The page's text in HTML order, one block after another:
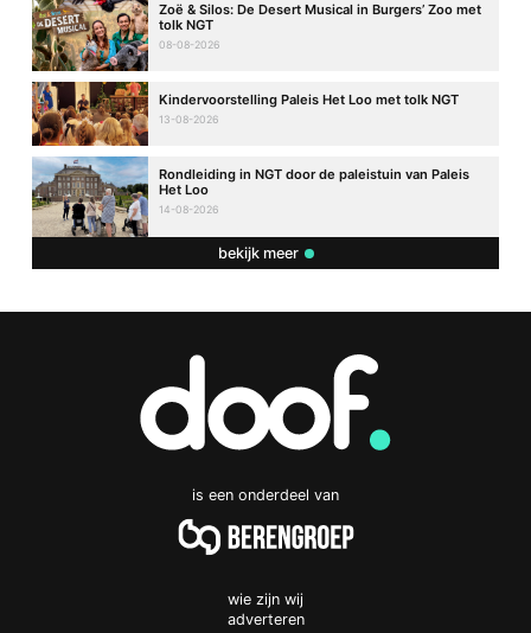
Zoë & Silos: De Desert Musical in Burgers’ Zoo met
tolk NGT
08-08-2026
Kindervoorstelling Paleis Het Loo met tolk NGT
13-08-2026
Rondleiding in NGT door de paleistuin van Paleis
Het Loo
14-08-2026
bekijk meer
is een onderdeel van
wie zijn wij
adverteren